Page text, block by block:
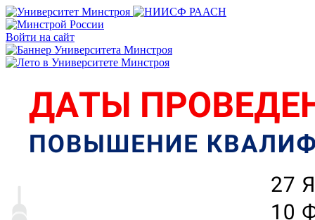
Войти на сайт